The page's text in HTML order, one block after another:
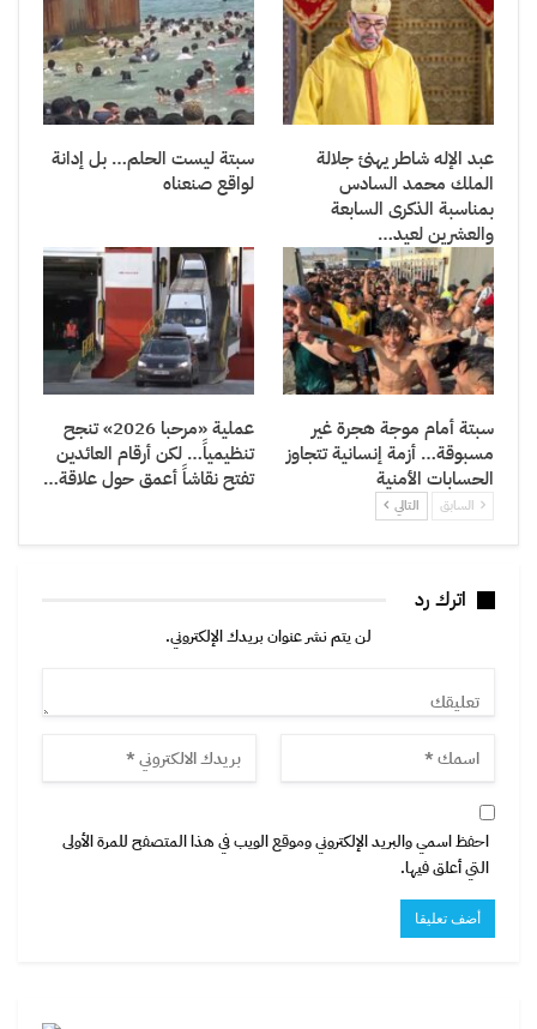
عبد الإله شاطر يهنئ جلالة
الملك محمد السادس
بمناسبة الذكرى السابعة
والعشرين لعيد…
سبتة ليست الحلم… بل إدانة
لواقع صنعناه
سبتة أمام موجة هجرة غير
مسبوقة… أزمة إنسانية تتجاوز
الحسابات الأمنية
عملية «مرحبا 2026» تنجح
تنظيمياً… لكن أرقام العائدين
تفتح نقاشاً أعمق حول علاقة…
السابق التالي
اترك رد
لن يتم نشر عنوان بريدك الإلكتروني.
احفظ اسمي والبريد الإلكتروني وموقع الويب في هذا المتصفح للمرة الأولى
التي أعلق فيها.